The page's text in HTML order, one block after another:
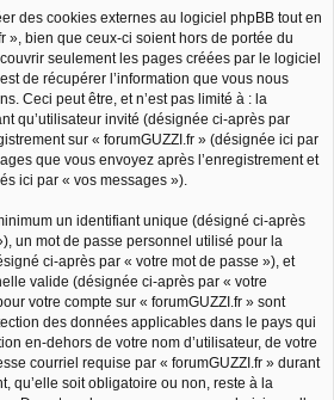
des cookies externes au logiciel phpBB tout en
», bien que ceux-ci soient hors de portée du
seulement les pages créées par le logiciel
de récupérer l’information que vous nous
Ceci peut être, et n’est pas limité à : la
qu’utilisateur invité (désignée ci-après par
sur « forumGUZZI.fr » (désignée ici par
que vous envoyez après l’enregistrement et
ici par « vos messages »).
un identifiant unique (désigné ci-après
un mot de passe personnel utilisé pour la
ci-après par « votre mot de passe »), et
valide (désignée ci-après par « votre
votre compte sur « forumGUZZI.fr » sont
des données applicables dans le pays qui
en-dehors de votre nom d’utilisateur, de votre
courriel requise par « forumGUZZI.fr » durant
qu’elle soit obligatoire ou non, reste à la